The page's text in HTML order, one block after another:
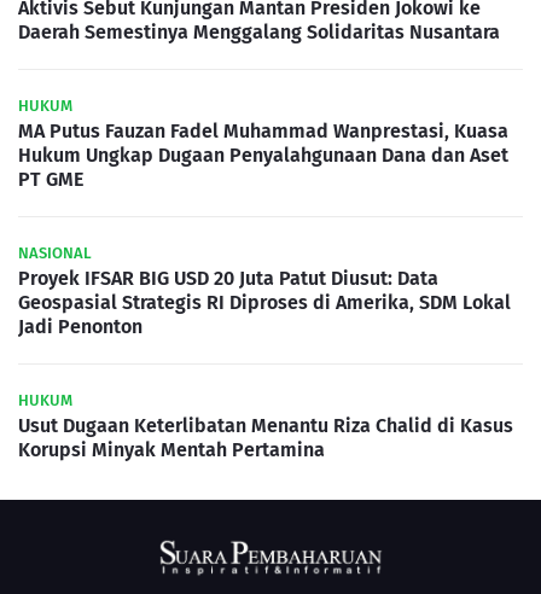
Aktivis Sebut Kunjungan Mantan Presiden Jokowi ke
Daerah Semestinya Menggalang Solidaritas Nusantara
HUKUM
MA Putus Fauzan Fadel Muhammad Wanprestasi, Kuasa
Hukum Ungkap Dugaan Penyalahgunaan Dana dan Aset
PT GME
NASIONAL
Proyek IFSAR BIG USD 20 Juta Patut Diusut: Data
Geospasial Strategis RI Diproses di Amerika, SDM Lokal
Jadi Penonton
HUKUM
Usut Dugaan Keterlibatan Menantu Riza Chalid di Kasus
Korupsi Minyak Mentah Pertamina